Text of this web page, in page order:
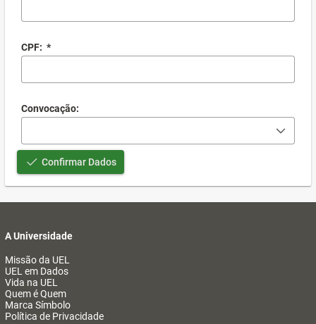
CPF: *
Convocação:
Confirmar Dados
A Universidade
Missão da UEL
UEL em Dados
Vida na UEL
Quem é Quem
Marca Símbolo
Política de Privacidade